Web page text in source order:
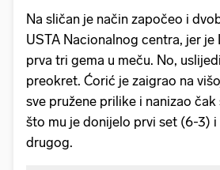
Na sličan je način započeo i
USTA Nacionalnog centra, jer je
prva tri gema u meču. No,
preokret. Ćorić je zaigrao na
sve pružene prilike i nanizao čak
što mu je donijelo prvi set (6-3)
drugog.